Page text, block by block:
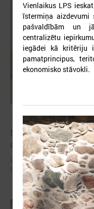
2026. gada 02. jūlijs
LPS iesaka likumā
organizētus
LPS iesaka likumā noteikt
transporta pārvadājumus
Vienlaikus LPS
īstermiņa aizdevumi
pašvaldībām un
centralizētu
iegādei kā kritēriju
pamatprincipus,
ekonomisko stāvokli.